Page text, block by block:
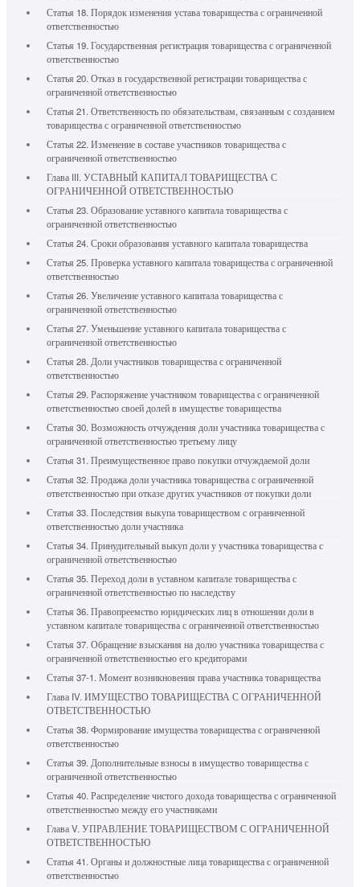
Статья 18. Порядок изменения устава товарищества с ограниченной
ответственностью
Статья 19. Государственная регистрация товарищества с ограниченной
ответственностью
Статья 20. Отказ в государственной регистрации товарищества с
ограниченной ответственностью
Статья 21. Ответственность по обязательствам, связанным с созданием
товарищества с ограниченной ответственностью
Статья 22. Изменение в составе участников товарищества с
ограниченной ответственностью
Глава III. УСТАВНЫЙ КАПИТАЛ ТОВАРИЩЕСТВА С
ОГРАНИЧЕННОЙ ОТВЕТСТВЕННОСТЬЮ
Статья 23. Образование уставного капитала товарищества с
ограниченной ответственностью
Статья 24. Сроки образования уставного капитала товарищества
Статья 25. Проверка уставного капитала товарищества с ограниченной
ответственностью
Статья 26. Увеличение уставного капитала товарищества с
ограниченной ответственностью
Статья 27. Уменьшение уставного капитала товарищества с
ограниченной ответственностью
Статья 28. Доли участников товарищества с ограниченной
ответственностью
Статья 29. Распоряжение участником товарищества с ограниченной
ответственностью своей долей в имуществе товарищества
Статья 30. Возможность отчуждения доли участника товарищества с
ограниченной ответственностью третьему лицу
Статья 31. Преимущественное право покупки отчуждаемой доли
Статья 32. Продажа доли участника товарищества с ограниченной
ответственностью при отказе других участников от покупки доли
Статья 33. Последствия выкупа товариществом с ограниченной
ответственностью доли участника
Статья 34. Принудительный выкуп доли у участника товарищества с
ограниченной ответственностью
Статья 35. Переход доли в уставном капитале товарищества с
ограниченной ответственностью по наследству
Статья 36. Правопреемство юридических лиц в отношении доли в
уставном капитале товарищества с ограниченной ответственностью
Статья 37. Обращение взыскания на долю участника товарищества с
ограниченной ответственностью его кредиторами
Статья 37-1. Момент возникновения права участника товарищества
Глава IV. ИМУЩЕСТВО ТОВАРИЩЕСТВА С ОГРАНИЧЕННОЙ
ОТВЕТСТВЕННОСТЬЮ
Статья 38. Формирование имущества товарищества с ограниченной
ответственностью
Статья 39. Дополнительные взносы в имущество товарищества с
ограниченной ответственностью
Статья 40. Распределение чистого дохода товарищества с ограниченной
ответственностью между его участниками
Глава V. УПРАВЛЕНИЕ ТОВАРИЩЕСТВОМ С ОГРАНИЧЕННОЙ
ОТВЕТСТВЕННОСТЬЮ
Статья 41. Органы и должностные лица товарищества с ограниченной
ответственностью